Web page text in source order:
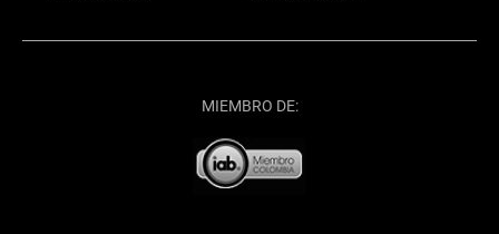
MIEMBRO DE: